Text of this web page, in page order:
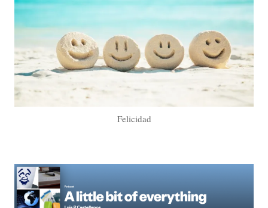
Felicidad